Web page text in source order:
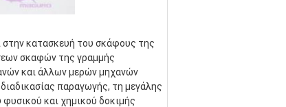
στην κατασκευή του σκάφους της
σκαφών της γραμμής
και άλλων μερών μηχανών
παραγωγής, τη μεγάλης
και χημικού δοκιμής